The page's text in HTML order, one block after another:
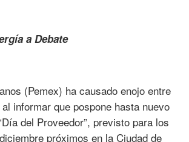
a Debate
(Pemex) ha causado enojo entre
informar que pospone hasta nuevo
del Proveedor”, previsto para los
próximos en la Ciudad de